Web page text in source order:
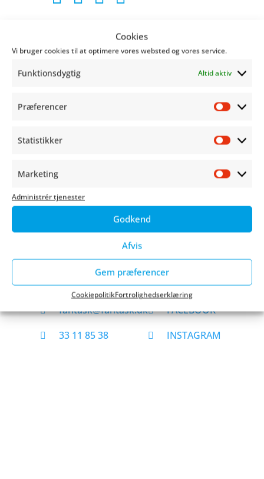
Cookies
Vi bruger cookies til at optimere vores websted og vores service.
Funktionsdygtig Altid aktiv
Præferencer
Statistikker
Marketing
Administrér tjenester
Godkend
Afvis
Gem præferencer
CookiepolitikFortrolighedserklæring
Mød Marvel Morten og Kim Helt.
Skaber
KØB BILLET
Fantask
fantask@fantask.dk
33 11 85 38
WEBSITE
FACEBOOK
INSTAGRAM